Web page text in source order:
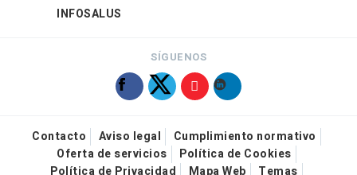
INFOSALUS
SÍGUENOS
Contacto Aviso legal
Cumplimiento normativo
Oferta de servicios
Política de Cookies